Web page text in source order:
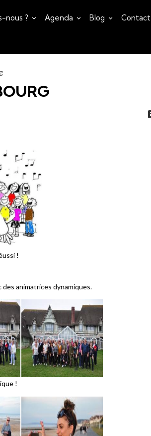
nous ? Agenda Blog Contact
!
animatrices dynamiques.
!